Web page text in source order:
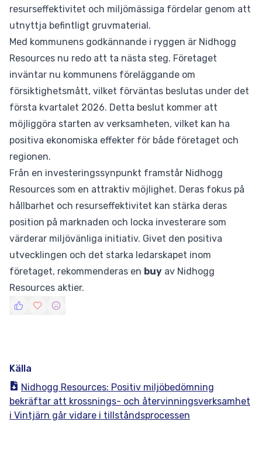
resurseffektivitet och miljömässiga fördelar genom att
utnyttja befintligt gruvmaterial.
Med kommunens godkännande i ryggen är Nidhogg
Resources nu redo att ta nästa steg. Företaget
inväntar nu kommunens föreläggande om
försiktighetsmått, vilket förväntas beslutas under det
första kvartalet 2026. Detta beslut kommer att
möjliggöra starten av verksamheten, vilket kan ha
positiva ekonomiska effekter för både företaget och
regionen.
Från en investeringssynpunkt framstår Nidhogg
Resources som en attraktiv möjlighet. Deras fokus på
hållbarhet och resurseffektivitet kan stärka deras
position på marknaden och locka investerare som
värderar miljövänliga initiativ. Givet den positiva
utvecklingen och det starka ledarskapet inom
företaget, rekommenderas en buy av Nidhogg
Resources aktier.
Källa
Nidhogg Resources: Positiv miljöbedömning
bekräftar att krossnings- och återvinningsverksamhet
i Vintjärn går vidare i tillståndsprocessen